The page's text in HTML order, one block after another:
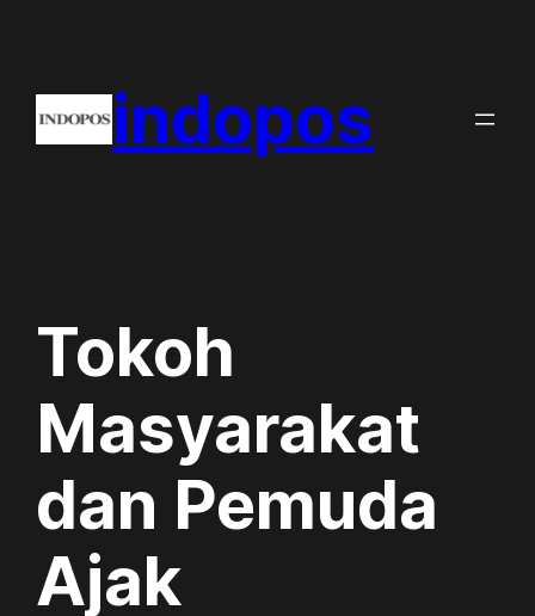
content
indopos
Tokoh
Masyarakat
dan Pemuda
Ajak